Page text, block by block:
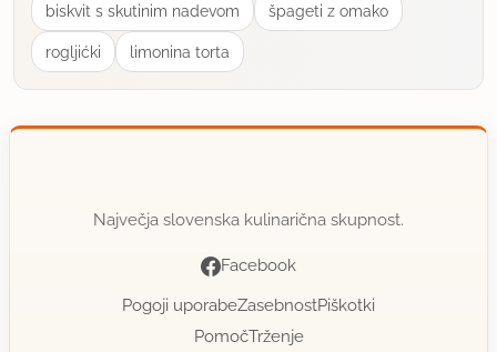
biskvit s skutinim nadevom špageti z omako
rogljićki limonina torta
Največja slovenska kulinarična skupnost.
Facebook
Pogoji uporabeZasebnostPiškotki
PomočTrženje